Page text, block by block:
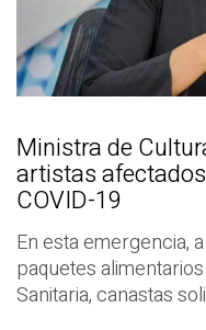
Ministra de
artistas
COVID-19
En esta emergencia,
paquetes
Sanitaria, canastas